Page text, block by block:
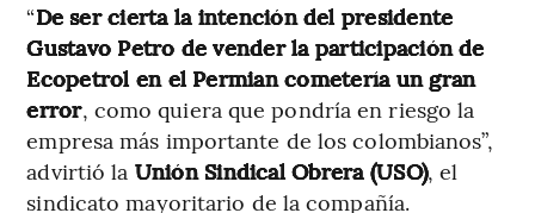
“De ser cierta la intención del presidente
Gustavo Petro de vender la participación de
Ecopetrol en el Permian cometería un gran
error, como quiera que pondría en riesgo la
empresa más importante de los colombianos”,
advirtió la Unión Sindical Obrera (USO), el
sindicato mayoritario de la compañía.